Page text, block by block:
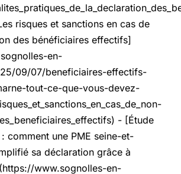
risques et sanctions en cas de
des bénéficiaires effectifs]
en-
09/07/beneficiaires-effectifs-
tout-ce-que-vous-devez-
- [Étude
comment une PME seine-et-
sa déclaration grâce à
www.sognolles-en-